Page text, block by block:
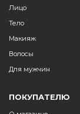
Лицо
Тело
Макияж
Волосы
Для мужчин
ПОКУПАТЕЛЮ